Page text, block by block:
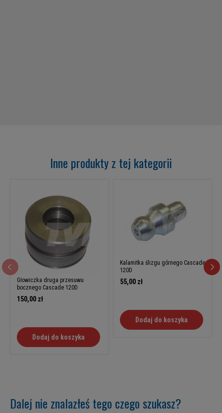
Inne produkty z tej kategorii
Głowiczka druga przesuwu
bocznego Cascade 120D
150,00 zł
Dodaj do koszyka
Kalamitka ślizgu górnego Cascade
120D
55,00 zł
Dodaj do koszyka
Dalej nie znalazłeś tego czego szukasz?